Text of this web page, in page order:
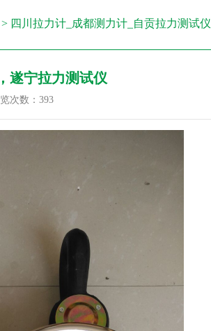
> 四川拉力计_成都测力计_自贡拉力测试仪
遂宁拉力测试仪
次数： 393